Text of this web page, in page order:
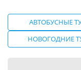
АВТОБУСНЫЕ
НОВОГОДНИЕ